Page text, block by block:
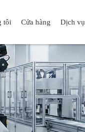
tôi Cửa hàng Dịch vụ